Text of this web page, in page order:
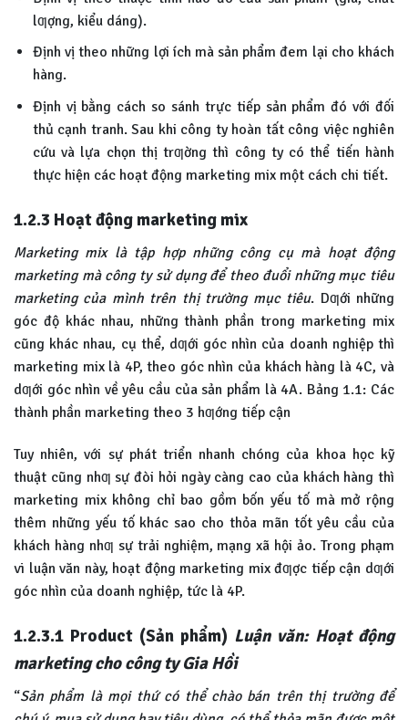
lƣợng, kiểu dáng).
Định vị theo những lợi ích mà sản phẩm đem lại cho khách
hàng.
Định vị bằng cách so sánh trực tiếp sản phẩm đó với đối
thủ cạnh tranh. Sau khi công ty hoàn tất công việc nghiên
cứu và lựa chọn thị trƣờng thì công ty có thể tiến hành
thực hiện các hoạt động marketing mix một cách chi tiết.
1.2.3 Hoạt động marketing mix
Marketing mix là tập hợp những công cụ mà hoạt động
marketing mà công ty sử dụng để theo đuổi những mục tiêu
marketing của mình trên thị trường mục tiêu. Dƣới những
góc độ khác nhau, những thành phần trong marketing mix
cũng khác nhau, cụ thể, dƣới góc nhìn của doanh nghiệp thì
marketing mix là 4P, theo góc nhìn của khách hàng là 4C, và
dƣới góc nhìn về yêu cầu của sản phẩm là 4A. Bảng 1.1: Các
thành phần marketing theo 3 hƣớng tiếp cận
Tuy nhiên, với sự phát triển nhanh chóng của khoa học kỹ
thuật cũng nhƣ sự đòi hỏi ngày càng cao của khách hàng thì
marketing mix không chỉ bao gồm bốn yếu tố mà mở rộng
thêm những yếu tố khác sao cho thỏa mãn tốt yêu cầu của
khách hàng nhƣ sự trải nghiệm, mạng xã hội ảo. Trong phạm
vi luận văn này, hoạt động marketing mix đƣợc tiếp cận dƣới
góc nhìn của doanh nghiệp, tức là 4P.
1.2.3.1 Product (Sản phẩm) Luận văn: Hoạt động
marketing cho công ty Gia Hồi
“Sản phẩm là mọi thứ có thể chào bán trên thị trường để